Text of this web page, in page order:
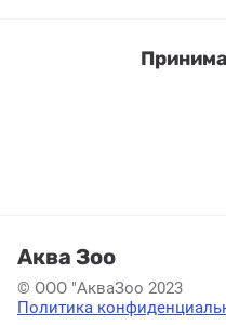
Аква Зоо
© ООО "АкваЗоо 2023
Политика